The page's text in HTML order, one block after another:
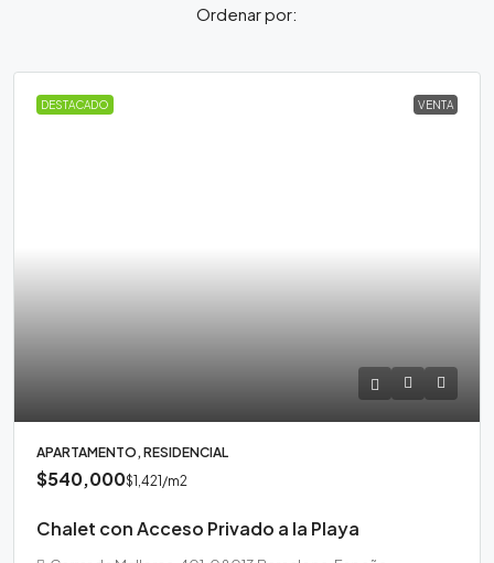
Ordenar por:
DESTACADO VENTA
APARTAMENTO, RESIDENCIAL
$540,000$1,421/m2
Chalet con Acceso Privado a la Playa